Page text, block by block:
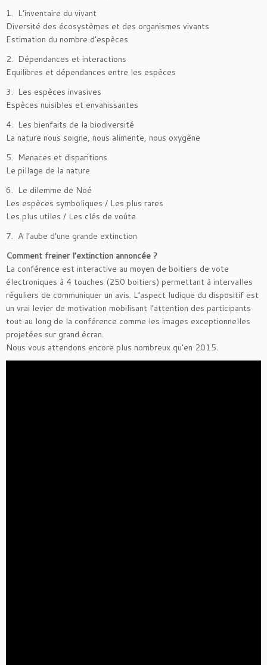
1. L’inventaire du vivant
Diversité des écosystèmes et des organismes vivants
Estimation du nombre d’espèces
2. Dépendances et interactions
Equilibres et dépendances entre les espèces
3. Les espèces invasives
Espèces nuisibles et envahissantes
4. Les bienfaits de la biodiversité
La nature nous soigne, nous alimente, nous oxygène
5. Menaces et disparitions
Le pillage de la nature
6. Le dilemme de Noé
Les espèces symboliques / Les plus rares
Les plus utiles / Les clés de voûte
7. A l’aube d’une grande extinction
Comment freiner l’extinction annoncée ?
La conférence est interactive au moyen de boitiers de vote
électroniques à 4 touches (250 boitiers) permettant à intervalles
réguliers de communiquer un avis. L’aspect ludique du dispositif est
un vrai levier de motivation mobilisant l’attention des participants
tout au long de la conférence comme les images exceptionnelles
projetées sur grand écran.
Nous vous attendons encore plus nombreux qu’en 2015.